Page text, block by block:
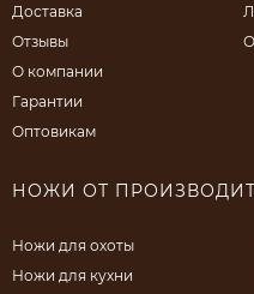
Доставка
Отзывы
О компании
Гарантии
Оптовикам
НОЖИ ОТ
Ножи для охоты
Ножи для кухни